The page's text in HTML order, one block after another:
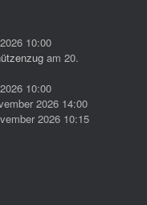
10:00
am 20.
10:00
2026 14:00
2026 10:15